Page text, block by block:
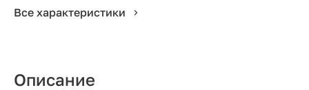
Все характеристики
Описание